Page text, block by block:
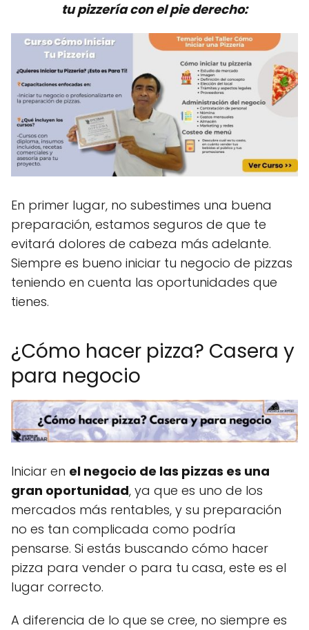
tu pizzería con el pie derecho:
En primer lugar, no subestimes una buena
preparación, estamos seguros de que te
evitará dolores de cabeza más adelante.
Siempre es bueno iniciar tu negocio de pizzas
teniendo en cuenta las oportunidades que
tienes.
¿Cómo hacer pizza? Casera y
para negocio
Iniciar en el negocio de las pizzas es una
gran oportunidad, ya que es uno de los
mercados más rentables, y su preparación
no es tan complicada como podría
pensarse. Si estás buscando cómo hacer
pizza para vender o para tu casa, este es el
lugar correcto.
A diferencia de lo que se cree, no siempre es